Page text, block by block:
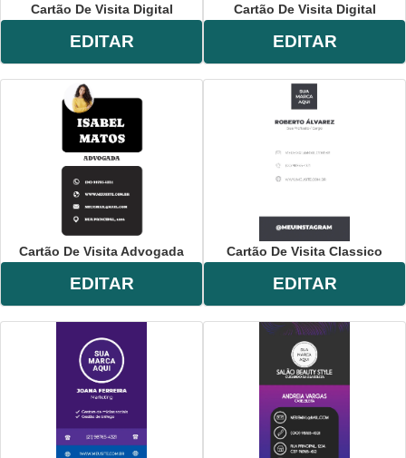
Cartão De Visita Digital
EDITAR
Cartão De Visita Digital
EDITAR
Cartão De Visita Advogada
EDITAR
Cartão De Visita Classico
EDITAR